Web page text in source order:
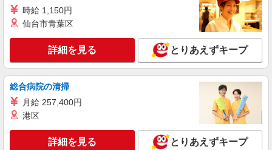
時給 1,150円
仙台市青葉区
詳細を見る とりあえずキープ
総合病院の清掃
月給 257,400円
港区
詳細を見る とりあえずキープ